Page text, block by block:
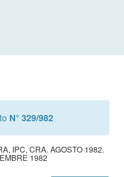
N° 329/982
IPC, CRA. AGOSTO 1982.
1982